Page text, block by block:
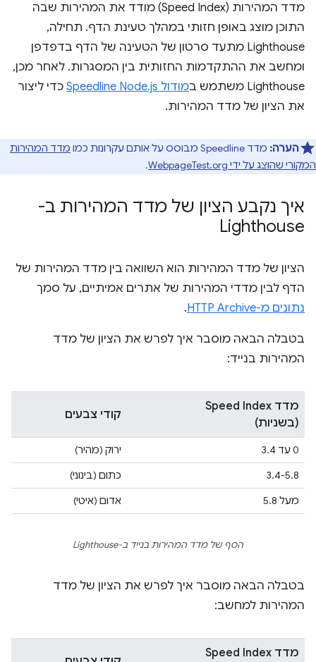
מדד המהירות (Speed Index) מודד את המהירות שבה
התוכן מוצג באופן חזותי במהלך טעינת הדף. תחילה,
Lighthouse מתעד סרטון של הטעינה של הדף בדפדפן
ומחשב את ההתקדמות החזותית בין המסגרות. לאחר מכן,
Lighthouse משתמש ב
מודול Speedline Node.js
כדי ליצור
את הציון של מדד המהירות.
הערה: מדד Speedline מבוסס על אותם עקרונות כמו
מדד המהירות
המקורי שהוצג על ידי WebpageTest.org
.
איך נקבע הציון של מדד המהירות ב-
Lighthouse
הציון של מדד המהירות הוא השוואה בין מדד המהירות של
הדף לבין מדדי המהירות של אתרים אמיתיים, על סמך
נתונים מ-HTTP Archive
.
בטבלה הבאה מוסבר איך לפרש את הציון של מדד
המהירות בנייד:
מדד Speed Index
(בשניות)
קודי צבעים
0 עד 3.4
ירוק (מהיר)
3.4-5.8
כתום (בינוני)
מעל 5.8
אדום (איטי)
הסף של מדד המהירות בנייד ב-Lighthouse
בטבלה הבאה מוסבר איך לפרש את הציון של מדד
המהירות למחשב:
מדד Speed Index